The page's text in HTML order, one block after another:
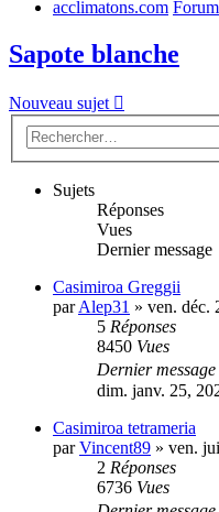
acclimatons.com Forum
Sapote blanche
Nouveau sujet
Sujets
Réponses
Vues
Dernier message
Casimiroa Greggii
parAlep31 » ven. déc.
5 Réponses
8450 Vues
Dernier message
dim. janv. 25,
Casimiroa tetrameria
parVincent89 » ven.
2 Réponses
6736 Vues